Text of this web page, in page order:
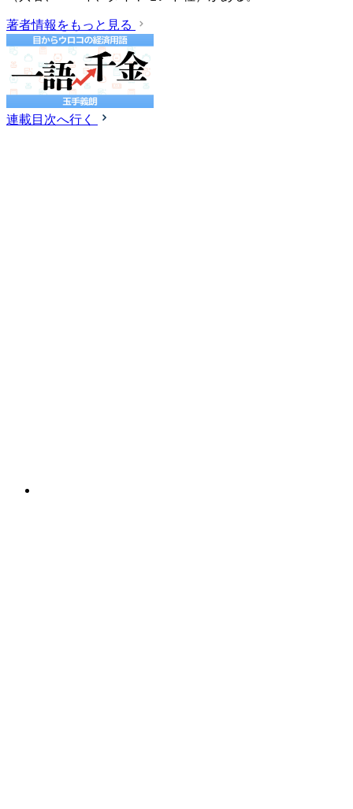
著者情報をもっと見る
連載目次へ行く